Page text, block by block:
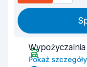
Wypożyczalnia
Pokaż